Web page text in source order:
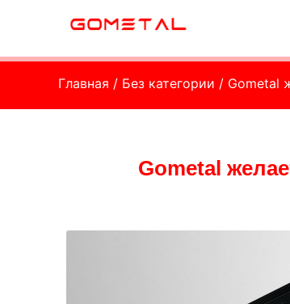
Главная / Без категории / Gometal
Gometal